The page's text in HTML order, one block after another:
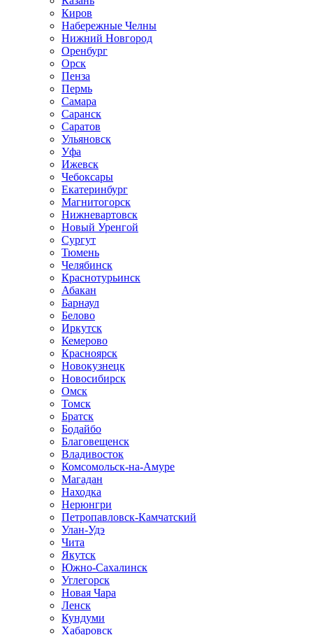
Киров
Набережные Челны
Нижний Новгород
Оренбург
Орск
Пенза
Пермь
Самара
Саранск
Саратов
Ульяновск
Уфа
Ижевск
Чебоксары
Екатеринбург
Магнитогорск
Нижневартовск
Новый Уренгой
Сургут
Тюмень
Челябинск
Краснотурьинск
Абакан
Барнаул
Белово
Иркутск
Кемерово
Красноярск
Новокузнецк
Новосибирск
Омск
Томск
Братск
Бодайбо
Благовещенск
Владивосток
Комсомольск-на-Амуре
Магадан
Находка
Нерюнгри
Петропавловск-Камчатский
Улан-Удэ
Чита
Якутск
Южно-Сахалинск
Углегорск
Новая Чара
Ленск
Кундуми
Хабаровск